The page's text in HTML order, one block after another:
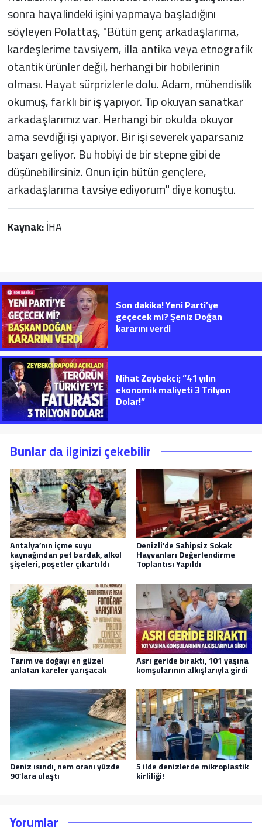
sonra hayalindeki işini yapmaya başladığını
söyleyen Polattaş, "Bütün genç arkadaşlarıma,
kardeşlerime tavsiyem, illa antika veya etnografik
otantik ürünler değil, herhangi bir hobilerinin
olması. Hayat sürprizlerle dolu. Adam, mühendislik
okumuş, farklı bir iş yapıyor. Tıp okuyan sanatkar
arkadaşlarımız var. Herhangi bir okulda okuyor
ama sevdiği işi yapıyor. Bir işi severek yaparsanız
başarı geliyor. Bu hobiyi de bir stepne gibi de
düşünebilirsiniz. Onun için bütün gençlere,
arkadaşlarıma tavsiye ediyorum" diye konuştu.
Kaynak:İHA
Son dakika! Yeni Parti’ye
geçecek mi? Şeniz Doğan
kararını verdi
Nihat Zeybekci; “41 yılın
ekonomik maliyeti 3 Trilyon
Dolar!”
Bunlar da ilginizi çekebilir
Antalya’nın içme suyu
kaynağından pet bardak, alkol
şişeleri, poşetler çıkartıldı
Denizli’de Sahipsiz Sokak
Hayvanları Değerlendirme
Toplantısı Yapıldı
Tarım ve doğayı en güzel
anlatan kareler yarışacak
Asrı geride bıraktı, 101 yaşına
komşularının alkışlarıyla girdi
Deniz ısındı, nem oranı yüzde
90’lara ulaştı
5 ilde denizlerde mikroplastik
kirliliği!
Yorumlar